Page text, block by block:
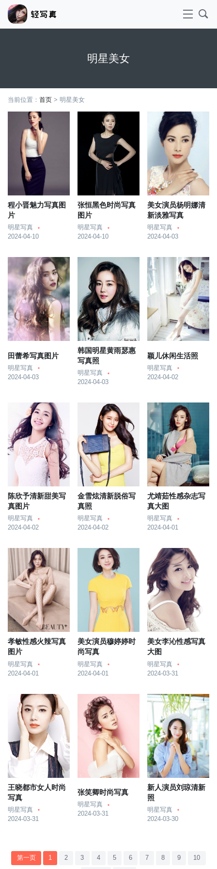
明星美女
当前位置： 首页> 明星美女
程小晋魅力写真图
片
明星写真
2024-04-10
张恒黑色时尚写真
图片
明星写真
2024-04-10
美女演员杨明娜清
新淡雅写真
明星写真
2024-04-03
田蕾希写真图片
明星写真
2024-04-03
韩国明星黄雨瑟惠
写真照
明星写真
2024-04-03
颖儿休闲生活照
明星写真
2024-04-02
陈欣予清新甜美写
真图片
明星写真
2024-04-02
金雪炫清新脱俗写
真照
明星写真
2024-04-02
尤靖茹性感杂志写
真大图
明星写真
2024-04-01
孝敏性感火辣写真
图片
明星写真
2024-04-01
美女演员穆婷婷时
尚写真
明星写真
2024-04-01
美女李沁性感写真
大图
明星写真
2024-03-31
王晓都市女人时尚
写真
明星写真
2024-03-31
张笑卿时尚写真
明星写真
2024-03-31
新人演员刘琼清新
照
明星写真
2024-03-30
第一页 1 2 3 4 5 6 7 8 9 10